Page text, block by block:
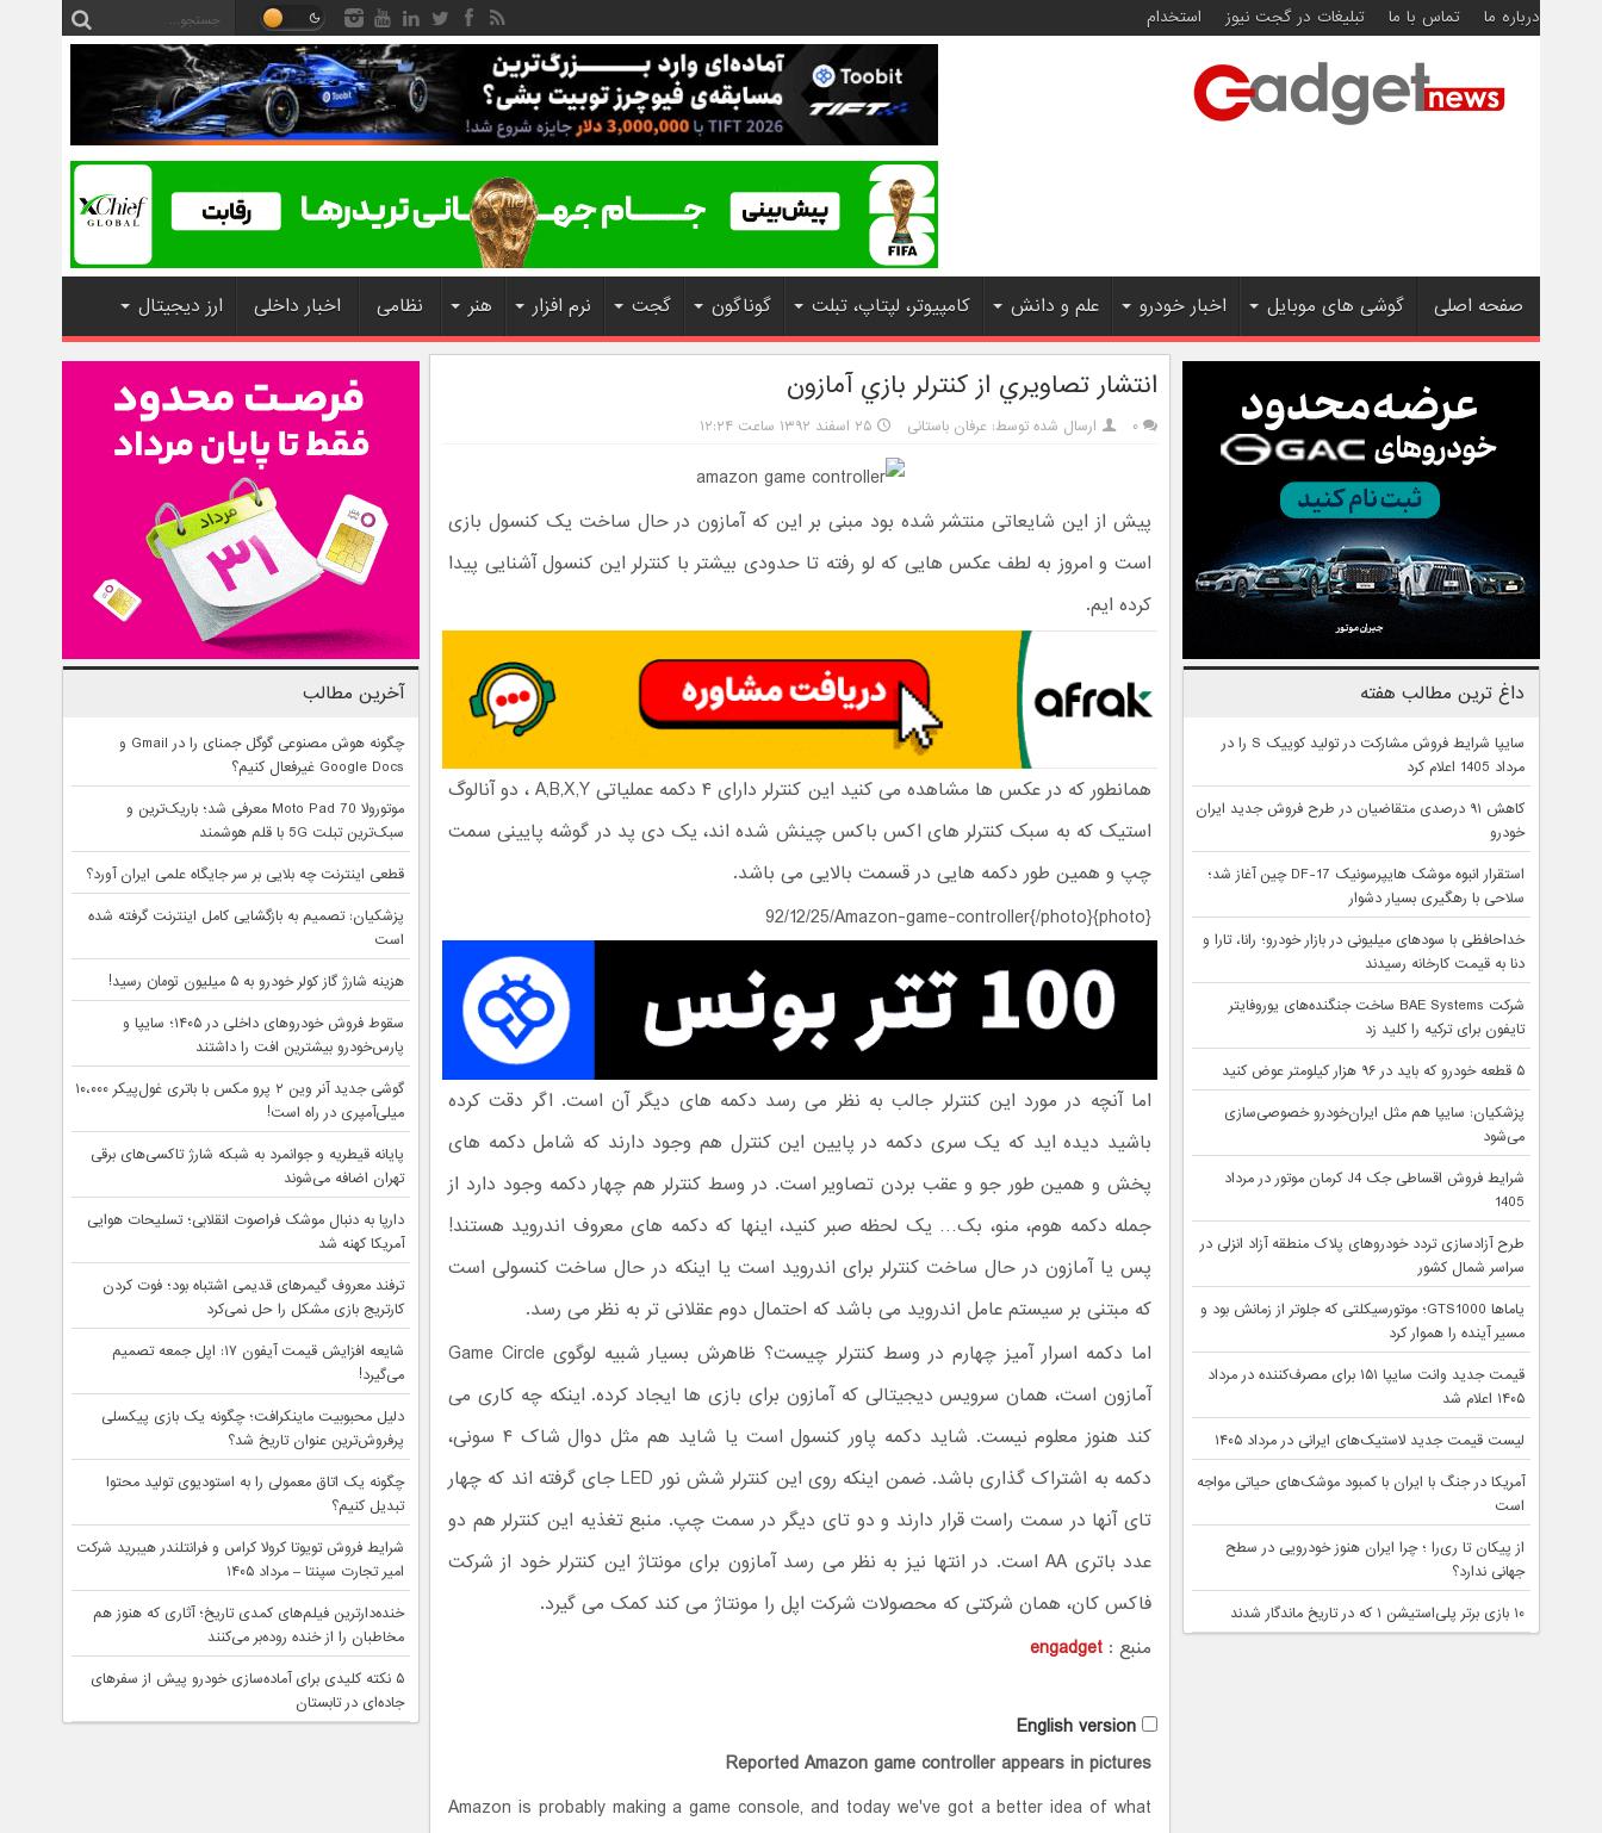
درباره ما تماس با ما تبلیغات در گجت نیوز استخدام
صفحه اصلی گوشی های موبایل اخبار خودرو علم و دانش کامپیوتر، لپتاپ، تبلت گوناگون گجت نرم افزار هنر نظامی اخبار داخلی ارز دیجیتال
انتشار تصاويري از کنترلر بازي آمازون
۰ ارسال شده توسط: عرفان باستانی ۲۵ اسفند ۱۳۹۲ ساعت ۱۲:۲۴
پیش از این شایعاتی منتشر شده بود مبنی بر این که آمازون در حال ساخت یک کنسول بازی
است و امروز به لطف عکس هایی که لو رفته تا حدودی بیشتر با کنترلر این کنسول آشنایی پیدا
کرده ایم.
همانطور که در عکس ها مشاهده می کنید این کنترلر دارای ۴ دکمه عملیاتی A,B,X,Y ، دو آنالوگ
استیک که به سبک کنترلر های اکس باکس چینش شده اند، یک دی پد در گوشه پایینی سمت
چپ و همین طور دکمه هایی در قسمت بالایی می باشد.
{photo}92/12/25/Amazon-game-controller{/photo}
اما آنچه در مورد این کنترلر جالب به نظر می رسد دکمه های دیگر آن است. اگر دقت کرده
باشید دیده اید که یک سری دکمه در پایین این کنترل هم وجود دارند که شامل دکمه های
پخش و همین طور جو و عقب بردن تصاویر است. در وسط کنترلر هم چهار دکمه وجود دارد از
جمله دکمه هوم، منو، بک… یک لحظه صبر کنید، اینها که دکمه های معروف اندروید هستند!
پس یا آمازون در حال ساخت کنترلر برای اندروید است یا اینکه در حال ساخت کنسولی است
که مبتنی بر سیستم عامل اندروید می باشد که احتمال دوم عقلانی تر به نظر می رسد.
اما دکمه اسرار آمیز چهارم در وسط کنترلر چیست؟ ظاهرش بسیار شبیه لوگوی Game Circle
آمازون است، همان سرویس دیجیتالی که آمازون برای بازی ها ایجاد کرده. اینکه چه کاری می
کند هنوز معلوم نیست. شاید دکمه پاور کنسول است یا شاید هم مثل دوال شاک ۴ سونی،
دکمه به اشتراک گذاری باشد. ضمن اینکه روی این کنترلر شش نور LED جای گرفته اند که چهار
تای آنها در سمت راست قرار دارند و دو تای دیگر در سمت چپ. منبع تغذیه این کنترلر هم دو
عدد باتری AA است. در انتها نیز به نظر می رسد آمازون برای مونتاژ این کنترلر خود از شرکت
فاکس کان، همان شرکتی که محصولات شرکت اپل را مونتاژ می کند کمک می گیرد.
منبع : engadget
English version
Reported Amazon game controller appears in pictures
Amazon is probably making a game console, and today we've got a better idea of what
داغ ترین مطالب هفته
سایپا شرایط فروش مشارکت در تولید کوییک S را در
مرداد 1405 اعلام کرد
کاهش ۹۱ درصدی متقاضیان در طرح فروش جدید ایران
خودرو
استقرار انبوه موشک هایپرسونیک DF-17 چین آغاز شد؛
سلاحی با رهگیری بسیار دشوار
خداحافظی با سودهای میلیونی در بازار خودرو؛ رانا، تارا و
دنا به قیمت کارخانه رسیدند
شرکت BAE Systems ساخت جنگنده‌های یوروفایتر
تایفون برای ترکیه را کلید زد
۵ قطعه خودرو که باید در ۹۶ هزار کیلومتر عوض کنید
پزشکیان: سایپا هم مثل ایران‌خودرو خصوصی‌سازی
می‌شود
شرایط فروش اقساطی جک J4 کرمان موتور در مرداد
1405
طرح آزادسازی تردد خودروهای پلاک منطقه آزاد انزلی در
سراسر شمال کشور
یاماها GTS1000؛ موتورسیکلتی که جلوتر از زمانش بود و
مسیر آینده را هموار کرد
قیمت جدید وانت سایپا ۱۵۱ برای مصرف‌کننده در مرداد
۱۴۰۵ اعلام شد
لیست قیمت جدید لاستیک‌های ایرانی در مرداد ۱۴۰۵
آمریکا در جنگ با ایران با کمبود موشک‌های حیاتی مواجه
است
از پیکان تا ری‌را ؛ چرا ایران هنوز خودرویی در سطح
جهانی ندارد؟
۱۰ بازی برتر پلی‌استیشن ۱ که در تاریخ ماندگار شدند
آخرین مطالب
چگونه هوش مصنوعی گوگل جمنای را در Gmail و
Google Docs غیرفعال کنیم؟
موتورولا Moto Pad 70 معرفی شد؛ باریک‌ترین و
سبک‌ترین تبلت 5G با قلم هوشمند
قطعی اینترنت چه بلایی بر سر جایگاه علمی ایران آورد؟
پزشکیان: تصمیم به بازگشایی کامل اینترنت گرفته شده
است
هزینه شارژ گاز کولر خودرو به ۵ میلیون تومان رسید!
سقوط فروش خودروهای داخلی در ۱۴۰۵؛ سایپا و
پارس‌خودرو بیشترین افت را داشتند
گوشی جدید آنر وین ۲ پرو مکس با باتری غول‌پیکر ۱۰،۰۰۰
میلی‌آمپری در راه است!
پایانه قیطریه و جوانمرد به شبکه شارژ تاکسی‌های برقی
تهران اضافه می‌شوند
دارپا به دنبال موشک فراصوت انقلابی؛ تسلیحات هوایی
آمریکا کهنه شد
ترفند معروف گیمرهای قدیمی اشتباه بود؛ فوت کردن
کارتریج بازی مشکل را حل نمی‌کرد
شایعه افزایش قیمت آیفون ۱۷: اپل جمعه تصمیم
می‌گیرد!
دلیل محبوبیت ماینکرافت؛ چگونه یک بازی پیکسلی
پرفروش‌ترین عنوان تاریخ شد؟
چگونه یک اتاق معمولی را به استودیوی تولید محتوا
تبدیل کنیم؟
شرایط فروش تویوتا کرولا کراس و فرانتلندر هیبرید شرکت
امیر تجارت سپنتا – مرداد ۱۴۰۵
خنده‌دارترین فیلم‌های کمدی تاریخ؛ آثاری که هنوز هم
مخاطبان را از خنده روده‌بر می‌کنند
۵ نکته کلیدی برای آماده‌سازی خودرو پیش از سفرهای
جاده‌ای در تابستان